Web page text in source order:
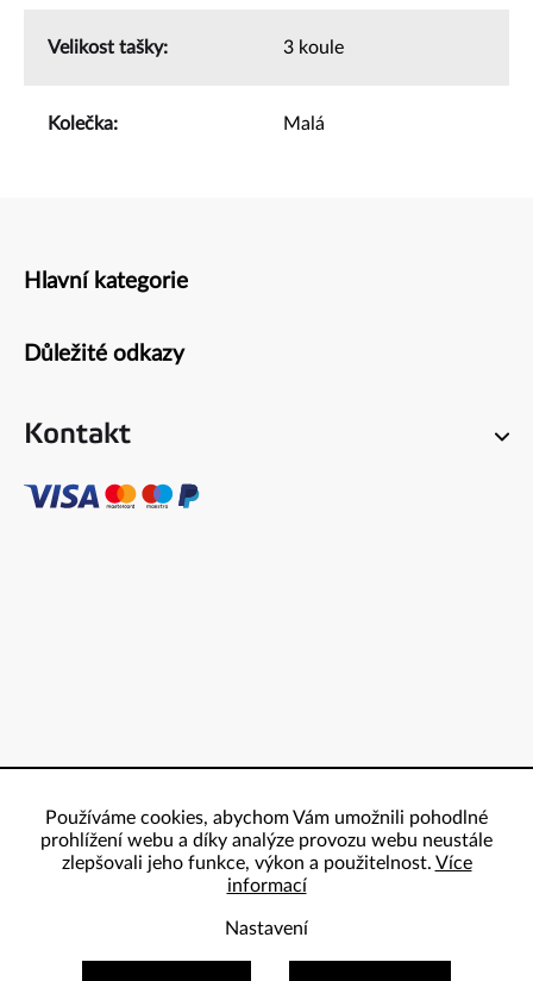
Používáme cookies, abychom Vám umožnili pohodlné
prohlížení webu a díky analýze provozu webu neustále
zlepšovali jeho funkce, výkon a použitelnost. Více
informací
Nastavení
Velikost tašky: 3 koule
Kolečka: Malá
Zápatí
Hlavní kategorie
Důležité odkazy
Kontakt